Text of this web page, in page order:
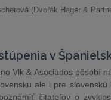
(Dvořák Hager &
v
Vlk & Asociados pôsobí
ale i pre
čitateľov o